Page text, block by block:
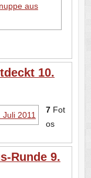
10.
7Fot
os
Runde 9.